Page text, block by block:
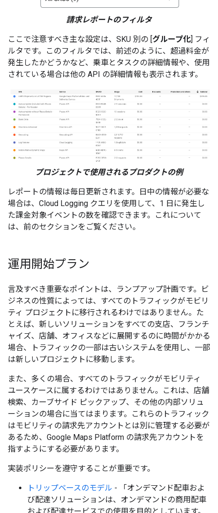
請求レポートのフィルタ
ここで注意すべき主な設定は、SKU 別の [グループ化] フィ
ルタです。このフィルタでは、前述のように、超過料金が
発生したかどうかなど、乗車とタスクの詳細情報や、使用
されている場合は他の API の詳細情報も表示されます。
プロジェクトで使用されるプロダクトの例
レポートの情報は毎日更新されます。日中の情報が必要な
場合は、Cloud Logging クエリを使用して、1 日に発生し
た課金対象イベントの数を確認できます。これについて
は、前のセクションをご覧ください。
運用開始プラン
言及すべき重要なポイントは、ランプアップ計画です。ビ
ジネスの性質によっては、すべてのトラフィックがモビリ
ティ プロジェクトに移行されるわけではありません。た
とえば、新しいソリューションをすべての支店、フランチ
ャイズ、店舗、オフィスなどに展開するのに時間がかかる
場合、トラフィックの一部は古いシステムを使用し、一部
は新しいプロジェクトに移動します。
また、多くの場合、すべてのトラフィックがモビリティ
ユースケースに属するわけではありません。これは、店舗
検索、カーブサイド ピックアップ、その他の内部ソリュ
ーションの場合に当てはまります。これらのトラフィック
はモビリティの請求先アカウントとは別に管理する必要が
あるため、Google Maps Platform の請求先アカウントを
指すようにする必要があります。
実装ポリシーを遵守することが重要です。
トリップベースのモデル - 「オンデマンド配車およ
び配達ソリューションは、オンデマンドの商用配車